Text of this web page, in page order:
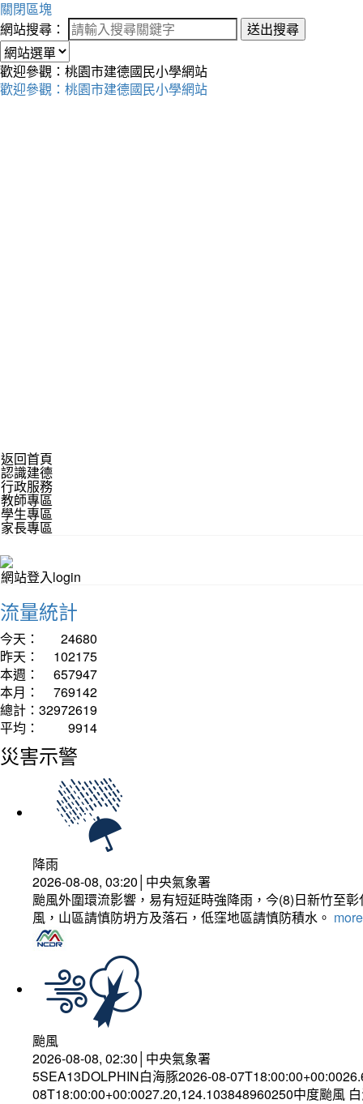
關閉區塊
網站搜尋：
送出搜尋
歡迎參觀：桃園市建德國民小學網站
歡迎參觀：桃園市建德國民小學網站
返回首頁
認識建德
行政服務
教師專區
學生專區
家長專區
網站登入login
流量統計
今天：
24680
昨天：
102175
本週：
657947
本月：
769142
總計： 32972619
平均：
9914
災害示警
降雨
2026-08-08, 03:20│中央氣象署
颱風外圍環流影響，易有短延時強降雨，今(8)日新竹至
風，山區請慎防坍方及落石，低窪地區請慎防積水。
颱風
2026-08-08, 02:30│中央氣象署
5SEA13DOLPHIN白海豚2026-08-
08T18:00:00+00:0027.20,124.103848960250中度颱風